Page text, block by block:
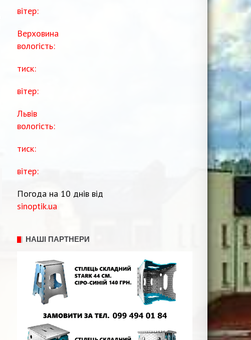
вітер:
Верховина
вологість:
тиск:
вітер:
Львів
вологість:
тиск:
вітер:
Погода на 10 днів від
sinoptik.ua
НАШІ ПАРТНЕРИ